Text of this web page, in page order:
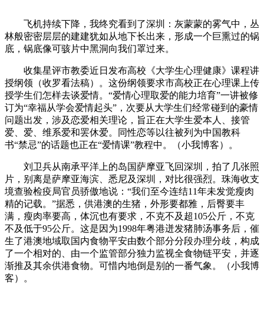
飞机持续下降，我终究看到了深圳：灰蒙蒙的雾气中，丛
林般密密层层的建建犹如从地下长出来，形成一个巨熏过的锅
底，锅底像可骇片中黑洞向我们罩过来。
收集星评市教委近日发布高校《大学生心理健康》课程讲
授纲领（收罗看法稿）。这份纲领要求市高校正在心理课上传
授学生们怎样去谈爱情。“爱情心理取爱的能力培育”一讲被修
订为“幸福从学会爱情起头”，次要从大学生们经常碰到的豪情
问题出发，涉及恋爱相关理论，旨正在大学生爱本人、接管
爱、爱、维系爱和罢休爱。同性恋等以往被列为中国教科
书“禁忌”的话题也正在“爱情课”教程中。（小我博客）。
刘卫兵从南承平洋上的岛国萨摩亚飞回深圳，拍了几张照
片，别离是萨摩亚海滨、悉尼及深圳，对比很强烈。珠海收支
境查验检疫局官员骄傲地说：“我们至今连结11年未发觉瘦肉
精的记载。”据悉，供港澳的生猪，外形要都雅，后臀要丰
满，瘦肉率要高，体沉也有要求，不克不及超105公斤，不克
不及低于95公斤。这是因为1998年粤港迸发猪肺汤事务后，催
生了港澳地域取国内食物平安由数个部分分段办理分歧，构成
了一个相对的、由一个监管部分独力监视全食物链平安，并逐
渐推及其余供港食物。可惜内地倒是别的一番气象。（小我博
客）。